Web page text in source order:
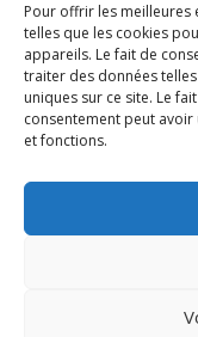
Pour offrir les meilleures
telles que les cookies
appareils. Le fait de
traiter des données
uniques sur ce site. Le
consentement peut
et fonctions.